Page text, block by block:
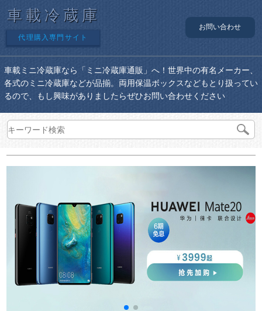
車載冷蔵庫
代理購入専門サイト
お問い合わせ
車載ミニ冷蔵庫なら「ミニ冷蔵庫通販」へ！世界中の有名メーカー、
各式のミニ冷蔵庫などが品揃。両用保温ボックスなどもとり扱ってい
るので、もし興味がありましたらぜひお問い合わせください